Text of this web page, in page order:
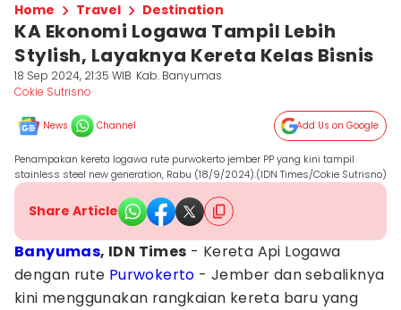
Home Travel Destination
KA Ekonomi Logawa Tampil Lebih
Stylish, Layaknya Kereta Kelas Bisnis
18 Sep 2024, 21:35 WIB Kab. Banyumas
Cokie Sutrisno
News Channel Add Us on Google
Penampakan kereta logawa rute purwokerto jember PP yang kini tampil
stainless steel new generation, Rabu (18/9/2024).(IDN Times/Cokie Sutrisno)
Share Article
Banyumas, IDN Times - Kereta Api Logawa
dengan rute Purwokerto - Jember dan sebaliknya
kini menggunakan rangkaian kereta baru yang